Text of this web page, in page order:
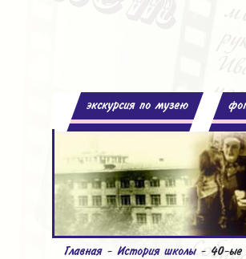
экскурсия по музею
Главная- История школы - 40-ые